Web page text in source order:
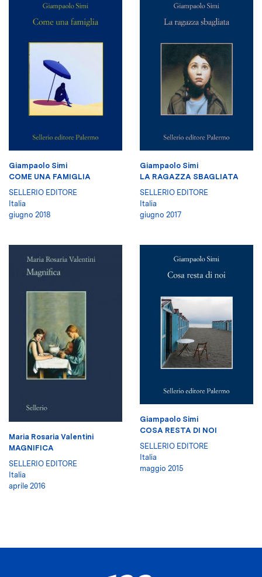
Giampaolo Simi
COME UNA FAMIGLIA
SELLERIO EDITORE
Italia
giugno 2018
Giampaolo Simi
LA RAGAZZA SBAGLIATA
SELLERIO EDITORE
Italia
giugno 2017
Maria Rosaria Valentini
MAGNIFICA
SELLERIO EDITORE
Italia
aprile 2016
Giampaolo Simi
COSA RESTA DI NOI
SELLERIO EDITORE
Italia
maggio 2015